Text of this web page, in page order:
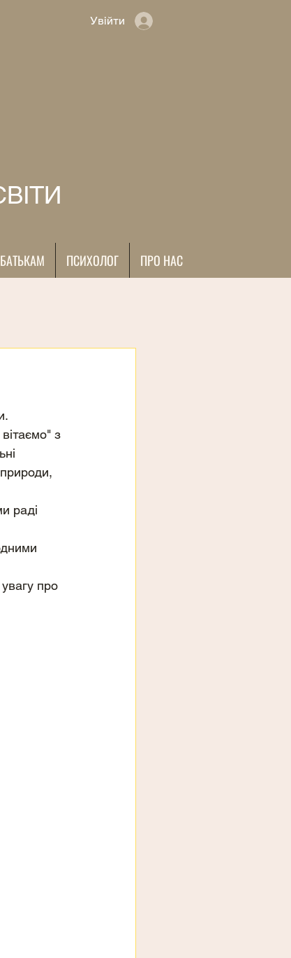
Увійти
БАТЬКАМ ПСИХОЛОГ ПРО НАС
з
раді
про